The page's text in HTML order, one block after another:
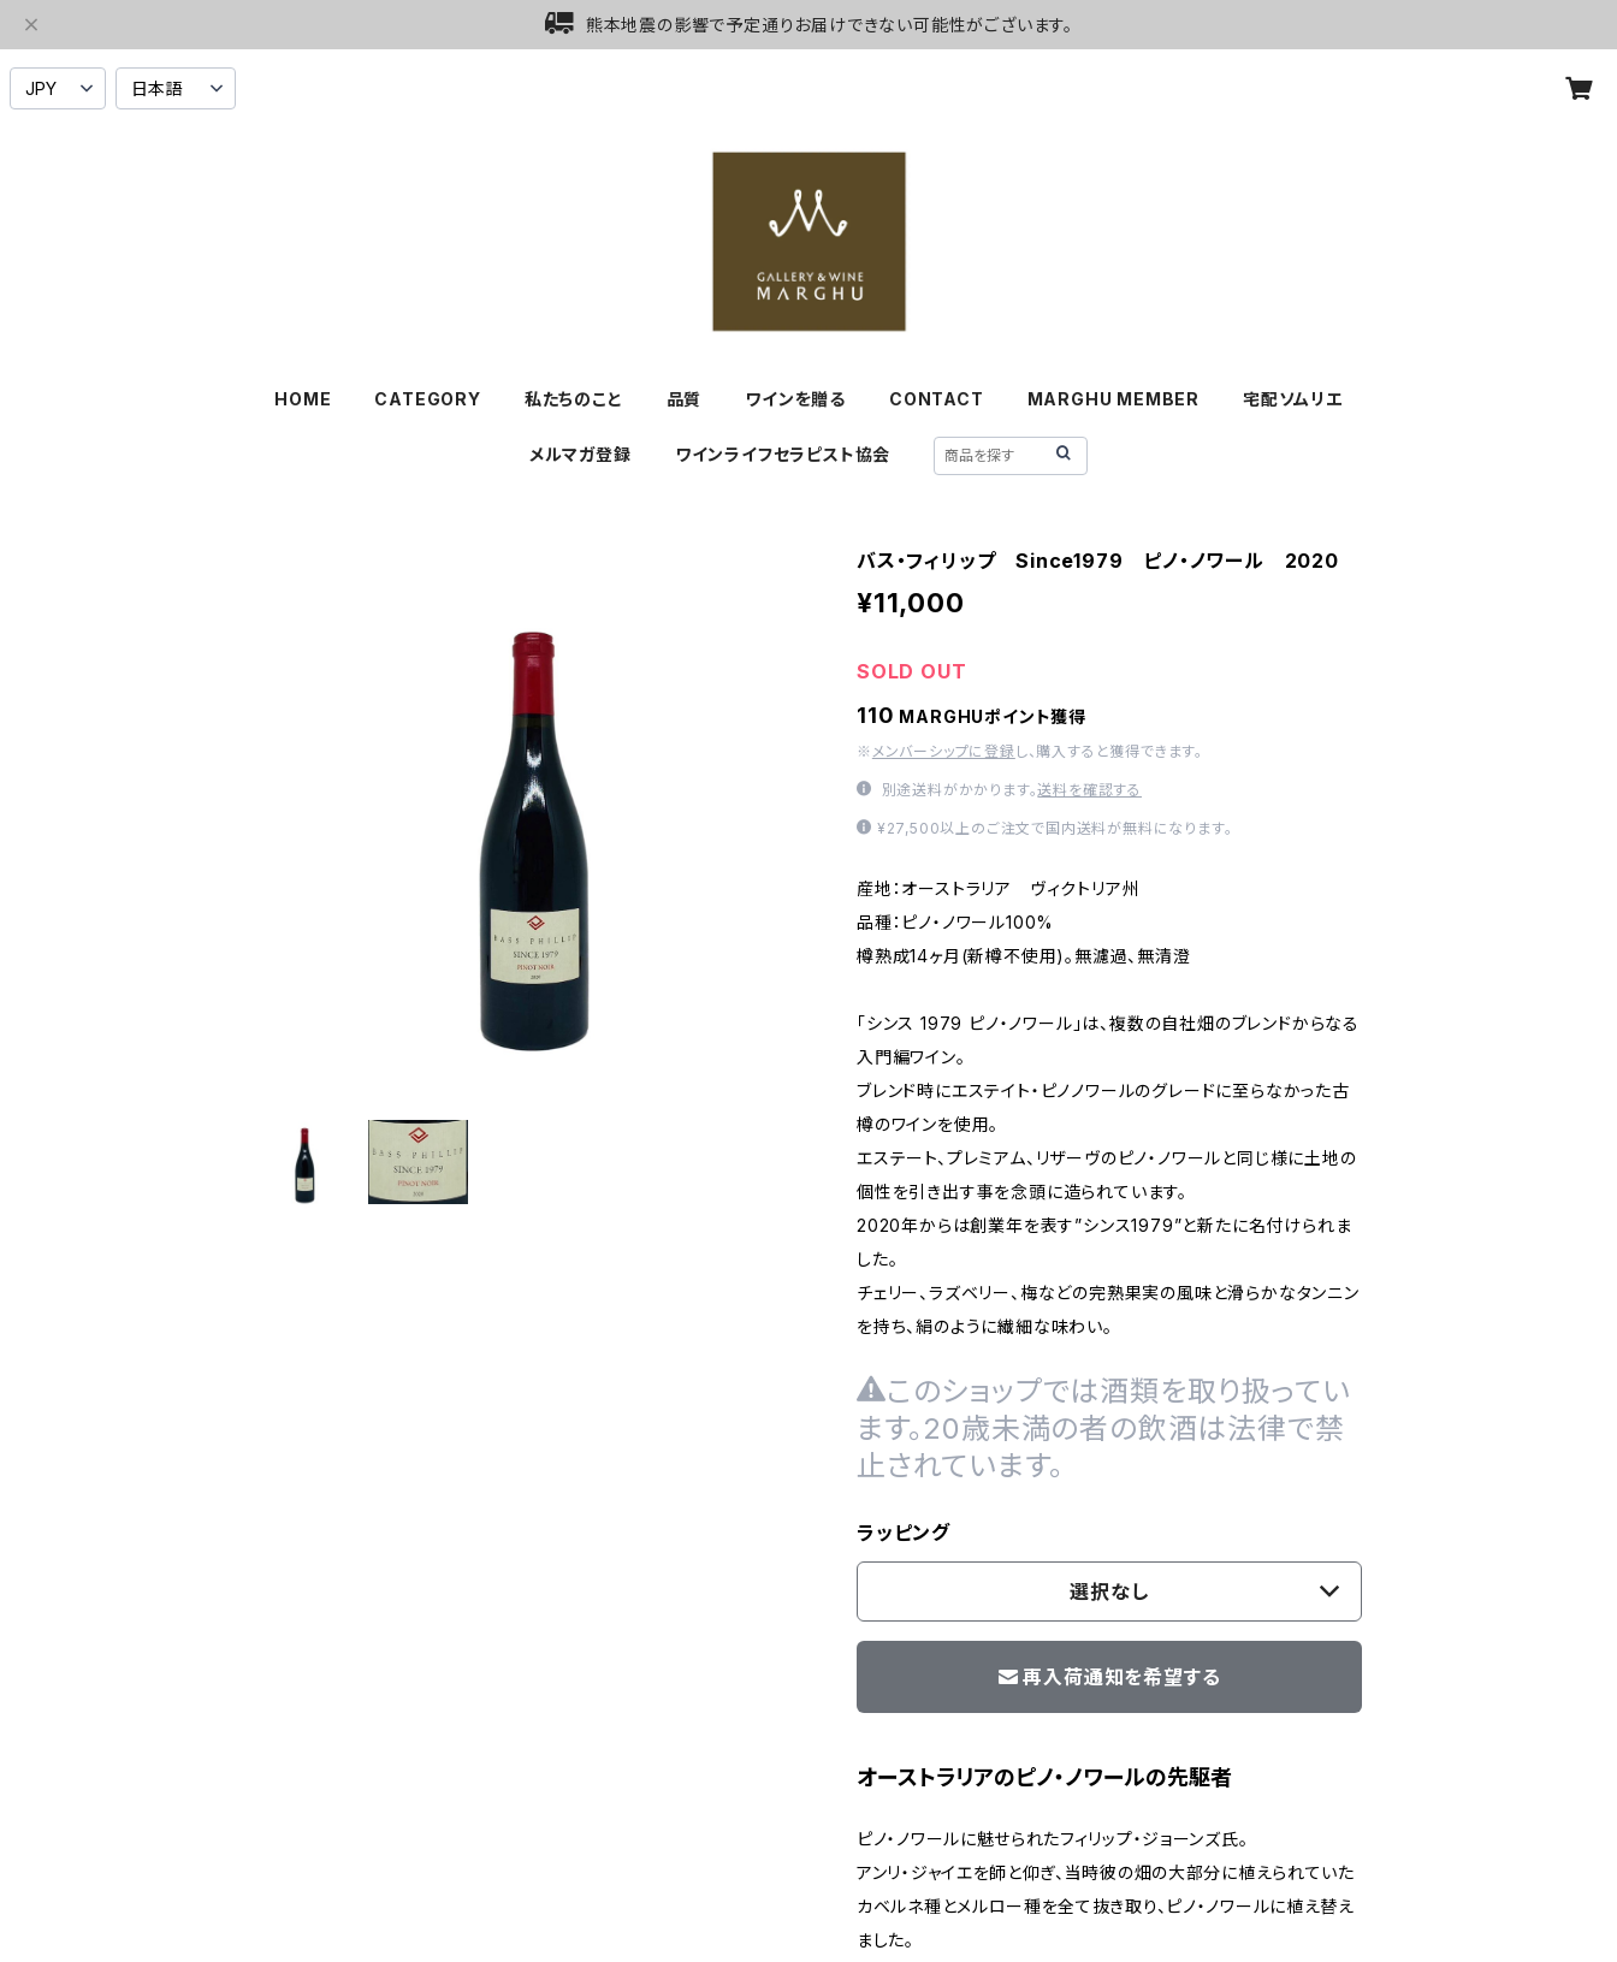
熊本地震の影響で予定通りお届けできない可能性がございます。
HOME CATEGORY 私たちのこと 品質 ワインを贈る CONTACT MARGHU MEMBER 宅配ソムリエ
メルマガ登録 ワインライフセラピスト協会
バス・フィリップ Since1979 ピノ・ノワール 2020
¥11,000
SOLD OUT
110 MARGHUポイント獲得
※ メンバーシップに登録 し、購入すると獲得できます。
別途送料がかかります。送料を確認する
¥27,500以上のご注文で国内送料が無料になります。
産地：オーストラリア ヴィクトリア州
品種：ピノ・ノワール100%
樽熟成14ヶ月(新樽不使用)。無濾過、無清澄
「シンス 1979 ピノ・ノワール」は、複数の自社畑のブレンドからなる
入門編ワイン。
ブレンド時にエステイト・ピノノワールのグレードに至らなかった古
樽のワインを使用。
エステート、プレミアム、リザーヴのピノ・ノワールと同じ様に土地の
個性を引き出す事を念頭に造られています。
2020年からは創業年を表す”シンス1979”と新たに名付けられま
した。
チェリー、ラズベリー、梅などの完熟果実の風味と滑らかなタンニン
を持ち、絹のように繊細な味わい。
このショップでは酒類を取り扱ってい
ます。20歳未満の者の飲酒は法律で禁
止されています。
ラッピング
選択なし
再入荷通知を希望する
オーストラリアのピノ・ノワールの先駆者
ピノ・ノワールに魅せられたフィリップ・ジョーンズ氏。
アンリ・ジャイエを師と仰ぎ、当時彼の畑の大部分に植えられていた
カベルネ種とメルロー種を全て抜き取り、ピノ・ノワールに植え替え
ました。